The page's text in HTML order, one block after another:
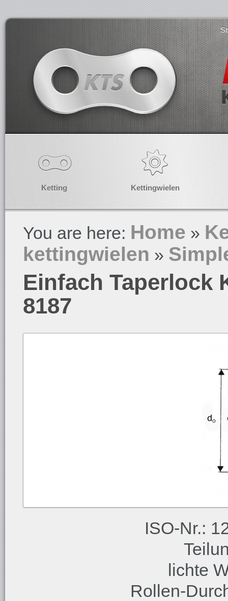
Ketting Kettingwielen
You are here: Home »
kettingwielen »
Einfach Taperlock
8187
ISO-Nr.:
lichte
Rollen-